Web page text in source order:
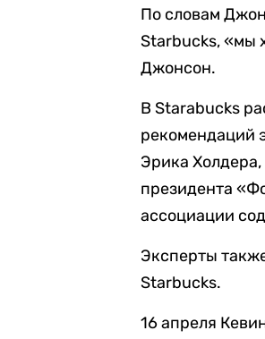
По словам
Starbucks, «мы
Джонсон.
В Starabucks
рекомендаций
Эрика
президента
ассоциации
Эксперты
Starbucks.
16 апреля